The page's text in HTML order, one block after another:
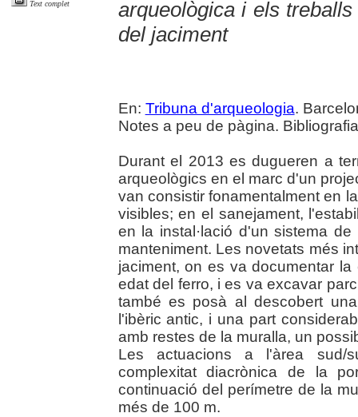
Text complet
arqueològica i els
del jaciment
En: Tribuna d'arqueologia.
Notes a peu de pàgina.
Durant el 2013 es dugueren a
arqueològics en el marc d'un
van consistir fonamentalment en
visibles; en el sanejament,
en la instal·lació d'un sistema
manteniment. Les novetats més
jaciment, on es va documentar
edat del ferro, i es va excavar
també es posà al descobert
l'ibèric antic, i una part
amb restes de la muralla, un
Les actuacions a l'àrea sud/
complexitat diacrònica de la
continuació del perímetre de la
més de 100 m.